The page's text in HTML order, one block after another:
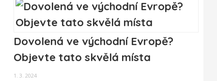
Dovolená ve východní Evropě?
Objevte tato skvělá místa
1. 3. 2024